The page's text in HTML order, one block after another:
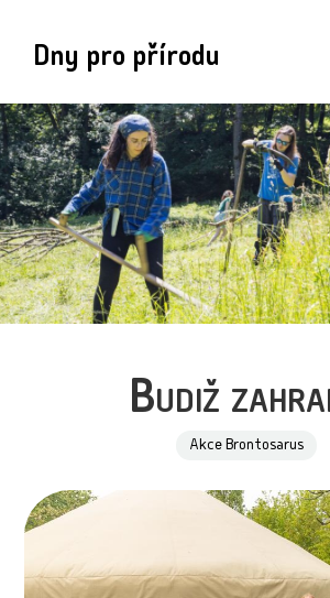
Dny pro přírodu
Budiž
Akce Brontosarus